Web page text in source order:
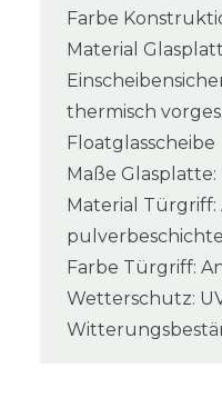
Farbe
Material
thermisch
Floatglasscheibe
Maße Glasplatte:
Material
Farbe Türgriff:
Wetterschutz: